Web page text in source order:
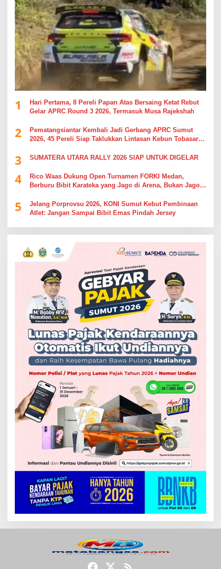
1
Hari Pertama, 8 Pereli Papan Atas Bersaing Ketat Rebut
Gelar APRC Round 3 2026, Termasuk Musa Rajekshah
2
Pematangsiantar Kembali Jadi Gerbang APRC Sumut
2026, 45 Pereli Siap Taklukkan Lintasan Kebun Tobasari
3 SUMATERA UTARA RALLY 2026 SIAP UNTUK DIGELAR
4
Rico Waas Dukung Open Turnamen FORKI Medan,
Berburu Bibit Karateka yang Jago di Arena, Bukan Jago
5
Jelang Porprovsu 2026, KONI Sumut Kebut Pembinaan
Atlet: Jangan Sampai Bibit Emas Pindah Jersey